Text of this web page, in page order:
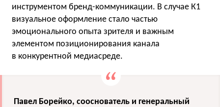
инструментом бренд-коммуникации. В случае К1
визуальное оформление стало частью
эмоционального опыта зрителя и важным
элементом позиционирования канала
в конкурентной медиасреде.
Павел Борейко, сооснователь и генеральный